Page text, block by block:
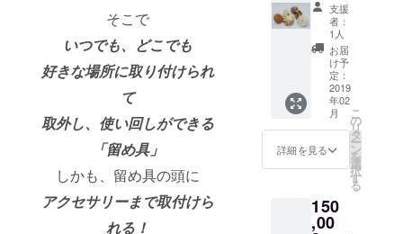
そこで
いつでも、どこでも
好きな場所に取り付けられ
て
取外し、使い回しができる
「留め具」
しかも、留め具の頭に
アクセサリーまで取付けら
れる！
明るめ
のお色
を。 こ
ちらで
コー
ディネ
イトし
ますの
でお任
せ下さ
い) 送料
無料
のみ）
ト/アー
トディ
レク
ター 手
書き御
礼状を
添えて
お送り
致しま
す。
ピアス3
個ア
ソート
3個とも
従来品
スナッ
プピア
スが付
き 直径
φ4cm
デザイ
ンは写
干異な
る場合
支援
者：
1人
お届
け予
定：
2019
年02
月
詳細を見る
こ
の
リ
タ
ー
ン
を
選
択
す
る
150
,00